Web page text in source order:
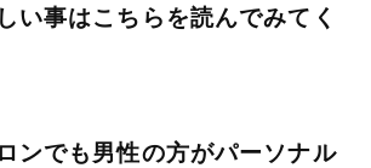
い事はこちら を読んでみてく
ンでも男性の方がパーソナル